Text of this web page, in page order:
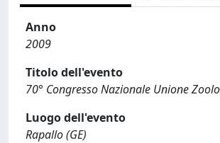
Anno
2009
Titolo dell'evento
70° Congresso Nazionale Unione
Luogo dell'evento
Rapallo (GE)